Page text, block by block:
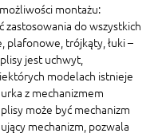
montażu:
zastosowania do wszystkich
plafonowe, trójkąty, łuki –
jest uchwyt,
modelach istnieje
z mechanizmem
może być mechanizm
mechanizm, pozwala